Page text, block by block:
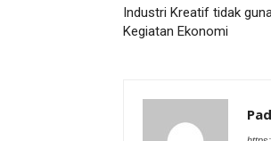
Industri Kreatif tidak
Kegiatan Ekonomi